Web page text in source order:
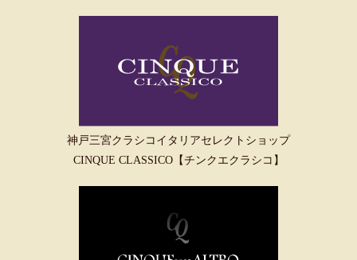
神戸三宮クラシコイタリアセレクトショップ
CINQUE CLASSICO【チンクエクラシコ】